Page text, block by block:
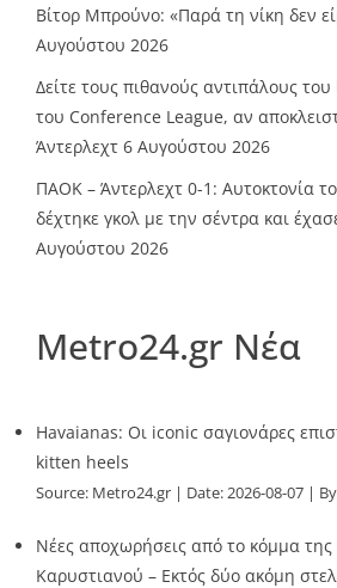
Βίτορ Μπρούνο: «Παρά τη νίκη δεν
Αυγούστου 2026
Δείτε τους πιθανούς αντιπάλους
του Conference League, αν
Άντερλεχτ 6 Αυγούστου 2026
ΠΑΟΚ – Άντερλεχτ 0-1: Αυτοκτονία
δέχτηκε γκολ με την σέντρα και
Αυγούστου 2026
Metro24.gr Νέα
Havaianas: Οι iconic σαγιονάρες
kitten heels
Source: Metro24.gr Date: 2026-08-07
Νέες αποχωρήσεις από το κόμμα
Καρυστιανού – Εκτός δύο ακόμη